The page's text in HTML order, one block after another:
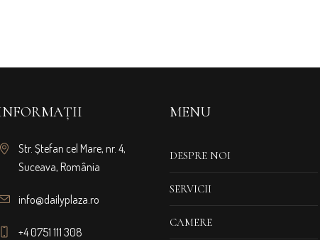
Str. Ștefan cel Mare, nr. 4,
Suceava, România
info@dailyplaza.ro
+4 0751 111 308
MENU
DESPRE NOI
SERVICII
CAMERE